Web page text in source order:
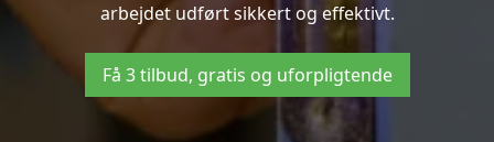
arbejdet udført sikkert og effektivt.
Få 3 tilbud, gratis og uforpligtende